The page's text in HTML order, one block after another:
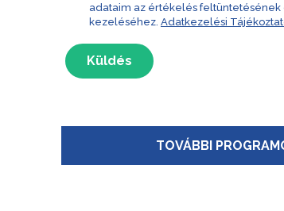
adataim az értékelés
kezeléséhez. Adatkezelési
Küldés
TOVÁBBI